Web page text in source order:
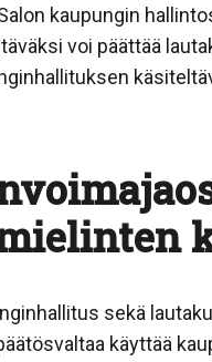
kaupungin
voi päättää
sekä
käyttää